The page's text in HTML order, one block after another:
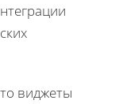
виджеты